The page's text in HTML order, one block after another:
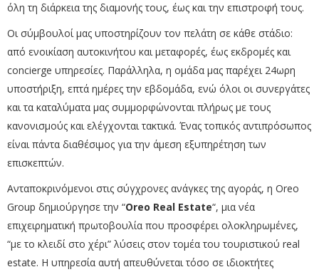
όλη τη διάρκεια της διαμονής τους, έως και την επιστροφή τους.
Οι σύμβουλοί μας υποστηρίζουν τον πελάτη σε κάθε στάδιο:
από ενοικίαση αυτοκινήτου και μεταφορές, έως εκδρομές και
concierge υπηρεσίες. Παράλληλα, η ομάδα μας παρέχει 24ωρη
υποστήριξη, επτά ημέρες την εβδομάδα, ενώ όλοι οι συνεργάτες
και τα καταλύματα μας συμμορφώνονται πλήρως με τους
κανονισμούς και ελέγχονται τακτικά. Ένας τοπικός αντιπρόσωπος
είναι πάντα διαθέσιμος για την άμεση εξυπηρέτηση των
επισκεπτών.
Ανταποκρινόμενοι στις σύγχρονες ανάγκες της αγοράς, η Oreo
Group δημιούργησε την “Oreo Real Estate“, μια νέα
επιχειρηματική πρωτοβουλία που προσφέρει ολοκληρωμένες,
“με το κλειδί στο χέρι” λύσεις στον τομέα του τουριστικού real
estate. Η υπηρεσία αυτή απευθύνεται τόσο σε ιδιοκτήτες